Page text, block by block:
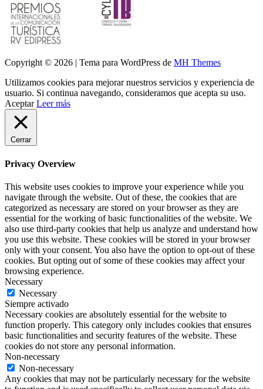
Copyright © 2026 | Tema para WordPress de MH Themes
Utilizamos cookies para mejorar nuestros servicios y experiencia de
usuario. Si continua navegando, consideramos que acepta su uso.
Aceptar Leer más
Cerrar
Privacy Overview
This website uses cookies to improve your experience while you
navigate through the website. Out of these, the cookies that are
categorized as necessary are stored on your browser as they are
essential for the working of basic functionalities of the website. We
also use third-party cookies that help us analyze and understand how
you use this website. These cookies will be stored in your browser
only with your consent. You also have the option to opt-out of these
cookies. But opting out of some of these cookies may affect your
browsing experience.
Necessary
Necessary
Siempre activado
Necessary cookies are absolutely essential for the website to
function properly. This category only includes cookies that ensures
basic functionalities and security features of the website. These
cookies do not store any personal information.
Non-necessary
Non-necessary
Any cookies that may not be particularly necessary for the website